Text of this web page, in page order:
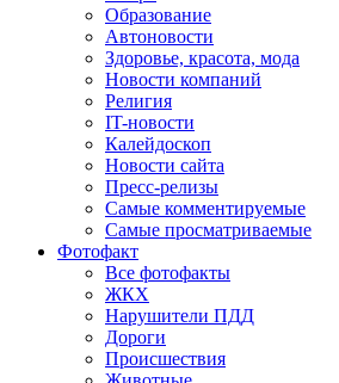
Образование
Автоновости
Здоровье, красота, мода
Новости компаний
Религия
IT-новости
Калейдоскоп
Новости сайта
Пресс-релизы
Самые комментируемые
Самые просматриваемые
Фотофакт
Все фотофакты
ЖКХ
Нарушители ПДД
Дороги
Происшествия